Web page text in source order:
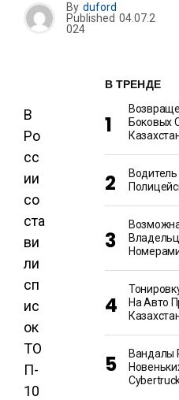
By duford
Published 04.07.2
024
В
Ро
сс
ии
со
ста
ви
ли
сп
ис
ок
ТО
П-
10
В ТРЕНДЕ
Боковых
На Авто
Вандалы